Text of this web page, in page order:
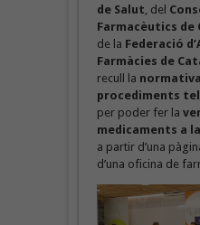
de Salut , del
Farmacèutics de
de la Federació
Farmàcies de
recull la normativa
procediments
per poder fer la
medicaments a
a partir d’una
d’una oficina de